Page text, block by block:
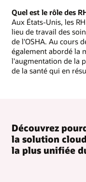
Quel est le rôle des
Aux États-Unis, les
lieu de travail des
de l'OSHA. Au cours
également abordé la
l'augmentation de la
de la santé qui en
Découvrez
la solution
la plus unifiée